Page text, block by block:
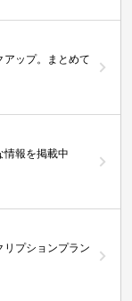
アップ。まとめて
情報を掲載中
リプションプラン